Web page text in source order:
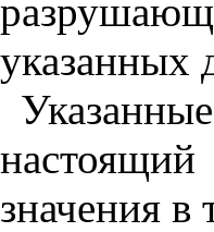
указанных
Указанные
настоящий
значения в